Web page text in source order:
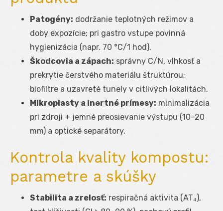
Patogény: dodržanie teplotných režimov a
doby expozície; pri gastro vstupe povinná
hygienizácia (napr. 70 °C/1 hod).
Škodcovia a zápach: správny C/N, vlhkosť a
prekrytie čerstvého materiálu štruktúrou;
biofiltre a uzavreté tunely v citlivých lokalitách.
Mikroplasty a inertné prímesy: minimalizácia
pri zdroji + jemné preosievanie výstupu (10–20
mm) a optické separátory.
Kontrola kvality kompostu:
parametre a skúšky
Stabilita a zrelosť: respiračná aktivita (AT₄),